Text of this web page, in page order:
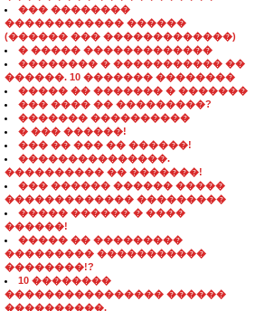
��� ��������
������������ ������
(������ ��� �������������)
� ����� �������������
�������� � ����������� ��
������. 10 ������� ��������
����� �� ������� � �������
��� ���� �� ���������?
������� ����������
� ��� ������!
��� �� ��� �� ������!
���������������.
���������� �� �������!
��� ������ ������ �����
������������� ���������
����� ������ � ����
������!
����� �� ���������
��������� �����������
��������!?
10 ��������
���������������� ������
����������.